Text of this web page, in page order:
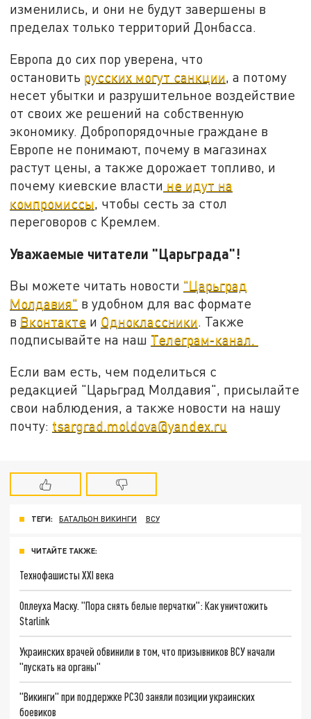
изменились, и они не будут завершены в
пределах только территорий Донбасса.
Европа до сих пор уверена, что
остановить русских могут санкции, а потому
несет убытки и разрушительное воздействие
от своих же решений на собственную
экономику. Добропорядочные граждане в
Европе не понимают, почему в магазинах
растут цены, а также дорожает топливо, и
почему киевские власти не идут на
компромиссы, чтобы сесть за стол
переговоров с Кремлем.
Уважаемые читатели "Царьграда"!
Вы можете читать новости "Царьград
Молдавия" в удобном для вас формате
в Вконтакте и Одноклассники. Также
подписывайте на наш Телеграм-канал.
Если вам есть, чем поделиться с
редакцией "Царьград Молдавия", присылайте
свои наблюдения, а также новости на нашу
почту: tsargrad.moldova@yandex.ru
ТЕГИ: БАТАЛЬОН ВИКИНГИ ВСУ
ЧИТАЙТЕ ТАКЖЕ:
Технофашисты XXI века
Оплеуха Маску. "Пора снять белые перчатки": Как уничтожить
Starlink
Украинских врачей обвинили в том, что призывников ВСУ начали
"пускать на органы"
"Викинги" при поддержке РСЗО заняли позиции украинских
боевиков